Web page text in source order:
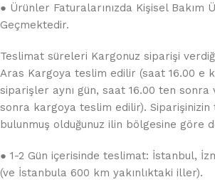
● Ürünler Faturalarınızda Kişisel Bakım
Geçmektedir.
Teslimat süreleri Kargonuz siparişi
Aras Kargoya teslim edilir (saat 16.00 e
siparişler aynı gün, saat 16.00 ten
sonra kargoya teslim edilir). Siparişinizin
bulunmuş olduğunuz ilin bölgesine göre
● 1-2 Gün içerisinde teslimat: İstanbul,
(ve İstanbula 600 km yakınlıktaki iller).